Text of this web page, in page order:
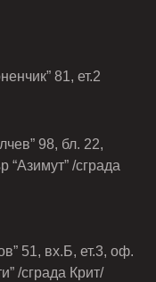
81, ет.2
98, бл. 22,
“Азимут” /сграда
51, вх.Б, ет.3, оф.
/сграда Крит/